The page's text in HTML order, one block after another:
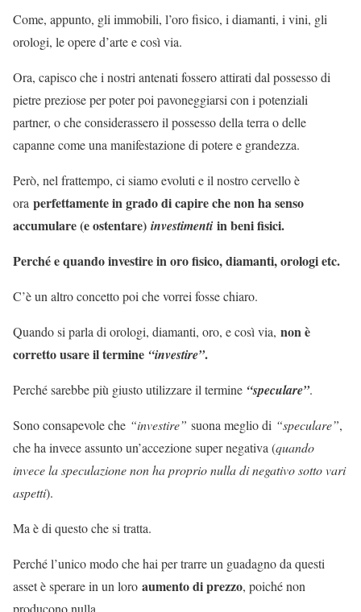
Come, appunto, gli immobili, l’oro fisico, i diamanti, i vini, gli
orologi, le opere d’arte e così via.
Ora, capisco che i nostri antenati fossero attirati dal possesso di
pietre preziose per poter poi pavoneggiarsi con i potenziali
partner, o che considerassero il possesso della terra o delle
capanne come una manifestazione di potere e grandezza.
Però, nel frattempo, ci siamo evoluti e il nostro cervello è
ora perfettamente in grado di capire che non ha senso
accumulare (e ostentare) investimenti in beni fisici.
Perché e quando investire in oro fisico, diamanti, orologi etc.
C’è un altro concetto poi che vorrei fosse chiaro.
Quando si parla di orologi, diamanti, oro, e così via, non è
corretto usare il termine “investire”.
Perché sarebbe più giusto utilizzare il termine “speculare”.
Sono consapevole che “investire” suona meglio di “speculare”,
che ha invece assunto un’accezione super negativa (quando
invece la speculazione non ha proprio nulla di negativo sotto vari
aspetti).
Ma è di questo che si tratta.
Perché l’unico modo che hai per trarre un guadagno da questi
asset è sperare in un loro aumento di prezzo, poiché non
producono nulla.